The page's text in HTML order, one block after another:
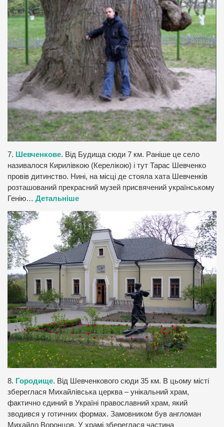
7. Шевченкове. Від Будища сюди 7 км. Раніше це село
називалося Кирилівкою (Керелікою) і тут Тарас Шевченко
провів дитинство. Нині, на місці де стояла хата Шевченків
розташований прекрасний музей присвячений українському
Генію… Детальніше
8. Городище. Від Шевченкового сюди 35 км. В цьому місті
збереглася Михайлівська церква – унікальний храм,
фактично єдиний в Україні православний храм, який
зводився у готичних формах. Замовником був англоман
Михайло Воронцов. У храмі збереглася частина